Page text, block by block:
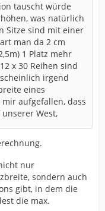
tauscht würde
was natürlich
Sitze sind mit einer
man da 2 cm
1 Platz mehr
x 30 Reihen sind
irgend
eines
aufgefallen, dass
West,
nur
sondern auch
gibt, in dem die
die max.